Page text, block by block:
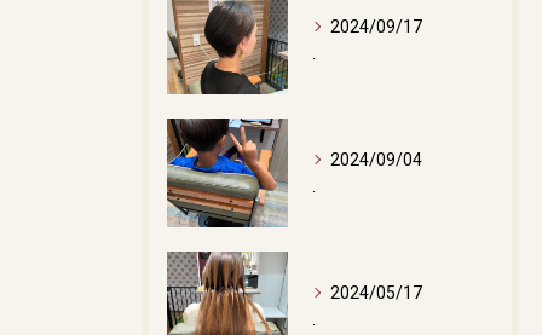
2024/09/17
2024/09/04
2024/05/17